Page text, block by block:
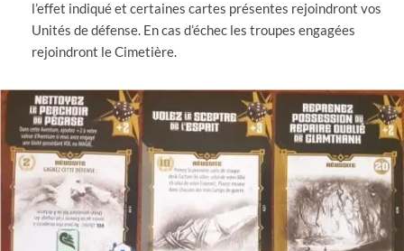
l’effet indiqué et certaines cartes présentes rejoindront vos
Unités de défense. En cas d’échec les troupes engagées
rejoindront le Cimetière.